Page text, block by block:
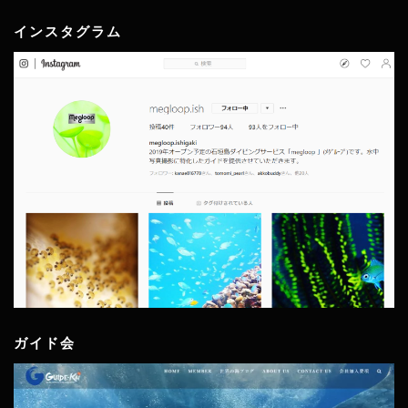
インスタグラム
ガイド会